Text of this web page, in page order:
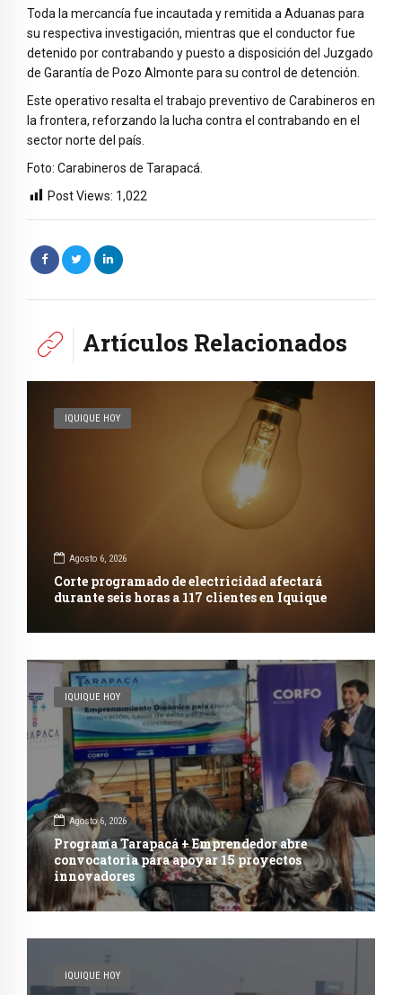
Toda la mercancía fue incautada y remitida a Aduanas para
su respectiva investigación, mientras que el conductor fue
detenido por contrabando y puesto a disposición del Juzgado
de Garantía de Pozo Almonte para su control de detención.
Este operativo resalta el trabajo preventivo de Carabineros en
la frontera, reforzando la lucha contra el contrabando en el
sector norte del país.
Foto: Carabineros de Tarapacá.
Post Views: 1,022
Artículos Relacionados
IQUIQUE HOY
Agosto 6, 2026
Corte programado de electricidad afectará
durante seis horas a 117 clientes en Iquique
IQUIQUE HOY
Agosto 6, 2026
Programa Tarapacá + Emprendedor abre
convocatoria para apoyar 15 proyectos
innovadores
IQUIQUE HOY